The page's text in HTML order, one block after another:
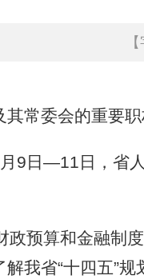
常委会的重要职
9日—11日，省
预算和金融制
我省“十四五”规